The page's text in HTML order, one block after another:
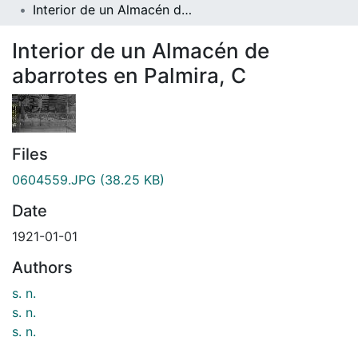
Interior de un Almacén de abarrotes en Palmira, C
Interior de un Almacén de
abarrotes en Palmira, C
Files
0604559.JPG (38.25 KB)
Date
1921-01-01
Authors
s. n.
s. n.
s. n.